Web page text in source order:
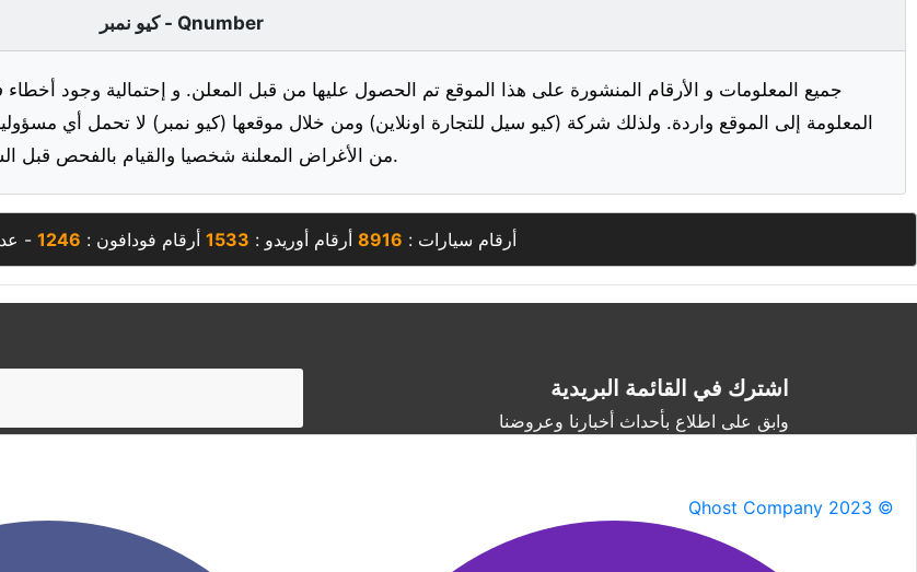
كيو نمبر - Qnumber
جميع المعلومات و الأرقام المنشورة على هذا الموقع تم الحصول عليها من قبل المعلن. و إحتمالية وجود
المعلومة إلى الموقع واردة. ولذلك شركة (كيو سيل للتجارة اونلاين) ومن خلال موقعها (كيو نمبر) لا تحمل أي
من الأغراض المعلنة شخصيا والقيام بالفحص قبل الشراء.
أرقام سيارات : 8916 أرقام أوريدو : 1533 أرقام فودافون : 1246
-
اشترك في القائمة البريدية
وابق على اطلاع بأحداث أخبارنا وعروضنا
Qhost Company 2023 ©